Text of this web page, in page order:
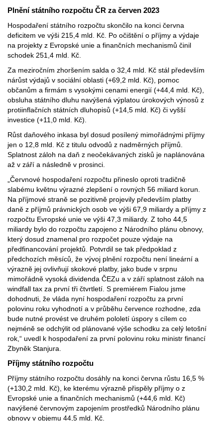
Plnění státního rozpočtu ČR za červen 2023
Hospodaření státního rozpočtu skončilo na konci června
deficitem ve výši 215,4 mld. Kč. Po očištění o příjmy a výdaje
na projekty z Evropské unie a finančních mechanismů činil
schodek 251,4 mld. Kč.
Za meziročním zhoršením salda o 32,4 mld. Kč stál především
nárůst výdajů v sociální oblasti (+69,2 mld. Kč), pomoc
občanům a firmám s vysokými cenami energií (+44,4 mld. Kč),
obsluha státního dluhu navýšená výplatou úrokových výnosů z
protiinflačních státních dluhopisů (+14,5 mld. Kč) či vyšší
investice (+11,0 mld. Kč).
Růst daňového inkasa byl dosud posílený mimořádnými příjmy
jen o 12,8 mld. Kč z titulu odvodů z nadměrných příjmů.
Splatnost záloh na daň z neočekávaných zisků je naplánována
až v září a následně v prosinci.
„Červnové hospodaření rozpočtu přineslo oproti tradičně
slabému květnu výrazné zlepšení o rovných 56 miliard korun.
Na příjmové straně se pozitivně projevily především platby
daně z příjmů právnických osob ve výši 67,9 miliardy a příjmy z
rozpočtu Evropské unie ve výši 47,3 miliardy. Z toho 44,5
miliardy bylo do rozpočtu zapojeno z Národního plánu obnovy,
který dosud znamenal pro rozpočet pouze výdaje na
předfinancování projektů. Potvrdil se tak předpoklad z
předchozích měsíců, že vývoj plnění rozpočtu není lineární a
výrazně jej ovlivňují skokové platby, jako bude v srpnu
mimořádně vysoká dividenda ČEZu a v září splatnost záloh na
windfall tax za první tři čtvrtletí. S premiérem Fialou jsme
dohodnuti, že vláda nyní hospodaření rozpočtu za první
polovinu roku vyhodnotí a v průběhu července rozhodne, zda
bude nutné provést ve druhém pololetí úspory s cílem co
nejméně se odchýlit od plánované výše schodku za celý letošní
rok,“ uvedl k hospodaření za první polovinu roku ministr financí
Zbyněk Stanjura.
Příjmy státního rozpočtu
Příjmy státního rozpočtu dosáhly na konci června růstu 16,5 %
(+130,2 mld. Kč), ke kterému výrazně přispěly příjmy o z
Evropské unie a finančních mechanismů (+44,6 mld. Kč)
navýšené červnovým zapojením prostředků Národního plánu
obnovy v objemu 44,5 mld. Kč.